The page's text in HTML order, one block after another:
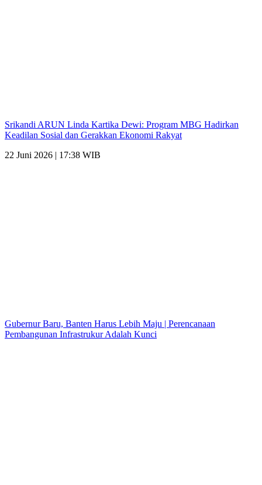
Srikandi ARUN Linda Kartika Dewi: Program MBG Hadirkan
Keadilan Sosial dan Gerakkan Ekonomi Rakyat
22 Juni 2026 | 17:38 WIB
Gubernur Baru, Banten Harus Lebih Maju | Perencanaan
Pembangunan Infrastrukur Adalah Kunci